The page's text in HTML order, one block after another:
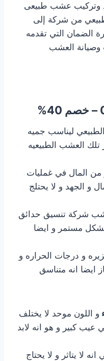
وتركيب عشب طبيعى
من شركة إلى
الضمان التي تقدمه
العشب
ليناسب جميه
تلك العشب الطبيعيه
من المال في غمليات
و الجهد و لا يحتلج
شركة تنسيق حدائق
بشكل مستمر و ايضا
و درجات الحراره و
ايضا انه متناسق
و اللون موحد لا يختلف
كبير و هو انه لابد
لا يتاثر و لا يحتاج